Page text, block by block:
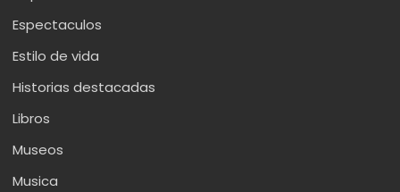
Espectaculos
Estilo de vida
Historias destacadas
Libros
Museos
Musica